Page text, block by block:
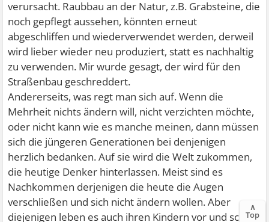
verursacht. Raubbau an der Natur, z.B. Grabsteine, die
noch gepflegt aussehen, könnten erneut
abgeschliffen und wiederverwendet werden, derweil
wird lieber wieder neu produziert, statt es nachhaltig
zu verwenden. Mir wurde gesagt, der wird für den
Straßenbau geschreddert.
Andererseits, was regt man sich auf. Wenn die
Mehrheit nichts ändern will, nicht verzichten möchte,
oder nicht kann wie es manche meinen, dann müssen
sich die jüngeren Generationen bei denjenigen
herzlich bedanken. Auf sie wird die Welt zukommen,
die heutige Denker hinterlassen. Meist sind es
Nachkommen derjenigen die heute die Augen
verschließen und sich nicht ändern wollen. Aber
diejenigen leben es auch ihren Kindern vor und schon
∧
Top